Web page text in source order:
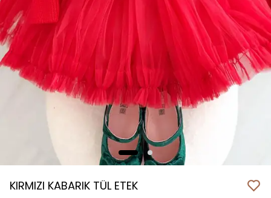
KIRMIZI KABARIK TÜL ETEK